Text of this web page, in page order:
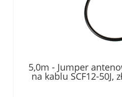
5,0m - Jumper
na kablu SCF12-50J,
7/16 męski